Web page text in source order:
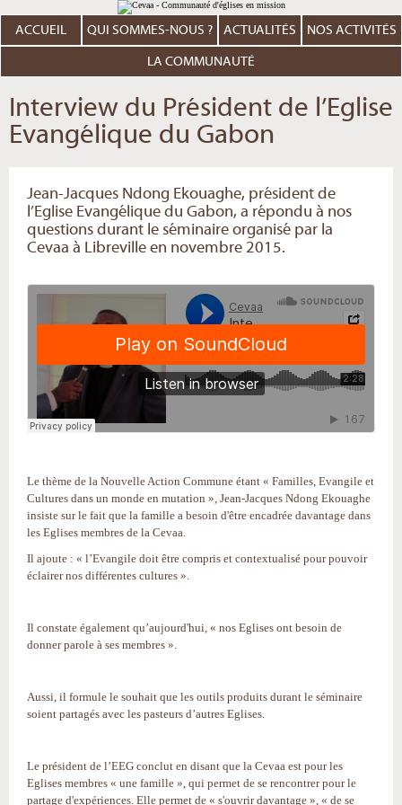
au
contenu.
Aller
personnels
ACCUEIL QUI SOMMES-NOUS ? ACTUALITÉS NOS ACTIVITÉS
LA COMMUNAUTÉ
Interview du Président de l’Eglise
Evangélique du Gabon
Jean-Jacques Ndong Ekouaghe, président de
l’Eglise Evangélique du Gabon, a répondu à nos
questions durant le séminaire organisé par la
Cevaa à Libreville en novembre 2015.
Le thème de la Nouvelle Action Commune étant « Familles, Evangile et
Cultures dans un monde en mutation », Jean-Jacques Ndong Ekouaghe
insiste sur le fait que la famille a besoin d'être encadrée davantage dans
les Eglises membres de la Cevaa.
Il ajoute : « l’Evangile doit être compris et contextualisé pour pouvoir
éclairer nos différentes cultures ».
Il constate également qu’aujourd'hui, « nos Eglises ont besoin de
donner parole à ses membres ».
Aussi, il formule le souhait que les outils produits durant le séminaire
soient partagés avec les pasteurs d’autres Eglises.
Le président de l’EEG conclut en disant que la Cevaa est pour les
Eglises membres « une famille », qui permet de se rencontrer pour le
partage d'expériences. Elle permet de « s'ouvrir davantage », « de se